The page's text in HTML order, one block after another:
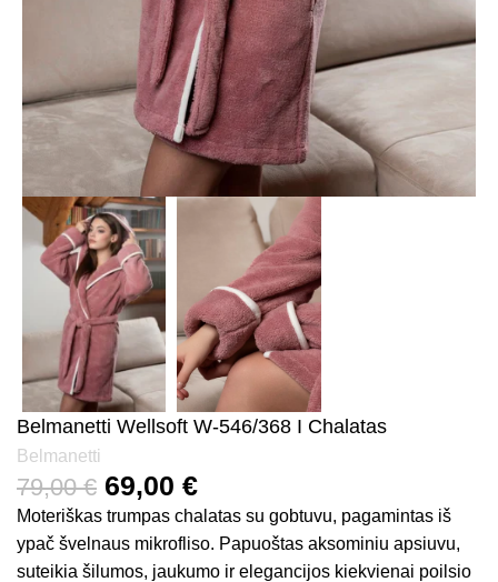
Belmanetti Wellsoft W-546/368 I Chalatas
Belmanetti
79,00€ 69,00 €
Moteriškas trumpas chalatas su gobtuvu, pagamintas iš
ypač švelnaus mikrofliso. Papuoštas aksominiu apsiuvu,
suteikia šilumos, jaukumo ir elegancijos kiekvienai poilsio